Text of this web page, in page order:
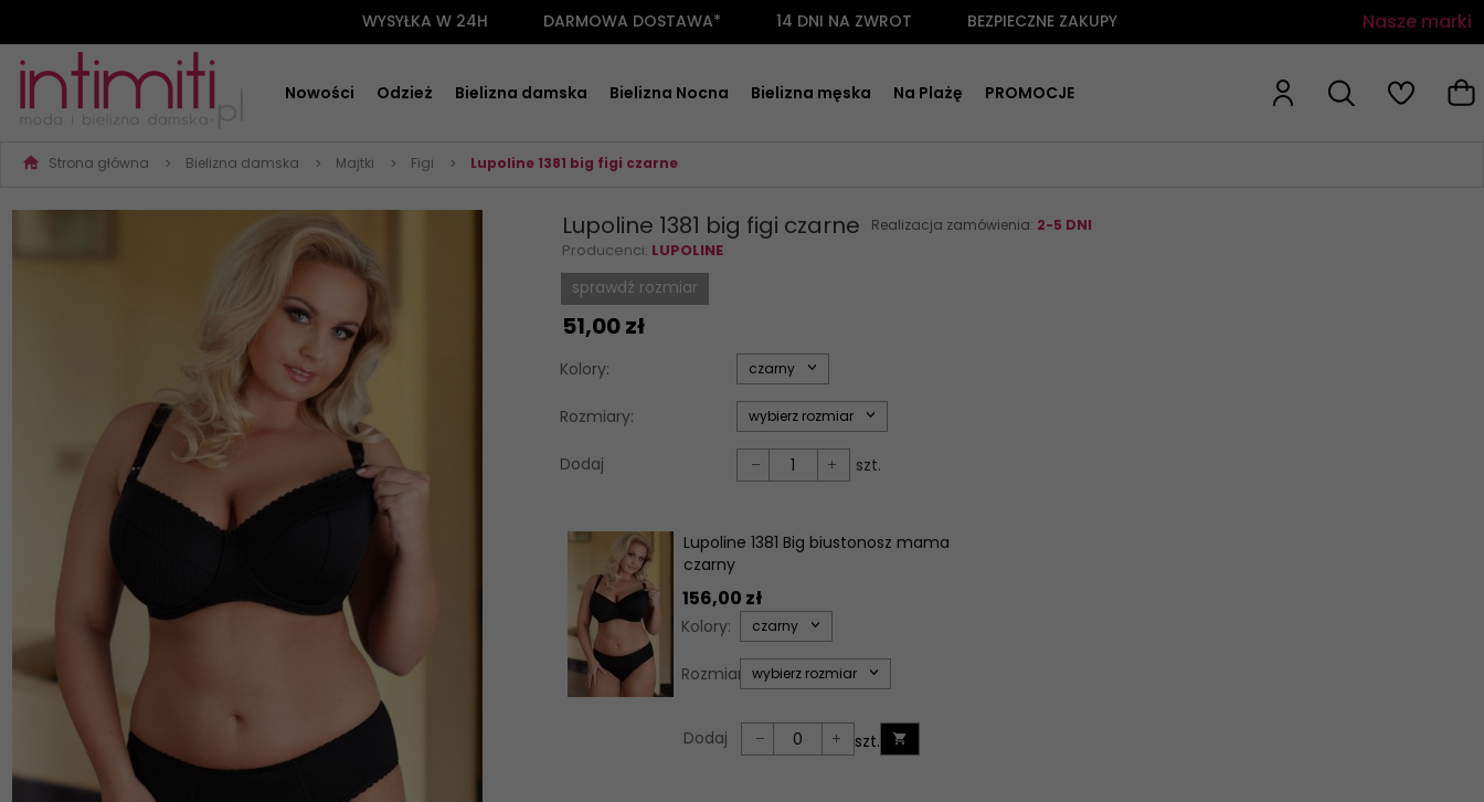
WYSYŁKA W 24H DARMOWA DOSTAWA* 14 DNI NA ZWROT BEZPIECZNE ZAKUPY Nasze marki
Nowości Odzież Bielizna damska Bielizna Nocna Bielizna męska Na Plażę PROMOCJE
Strona główna Bielizna damska Majtki Figi Lupoline 1381 big figi czarne
Lupoline 1381 big figi czarne
Producenci: LUPOLINE
Realizacja zamówienia: 2-5 DNI
sprawdź rozmiar
51,00zł
Kolory: options[34]
czarny
Rozmiary: options[35]
wybierz rozmiar
Dodaj szt.
Lupoline 1381 Big biustonosz mama
czarny
156,00 zł
Kolory: options[34]
czarny
Rozmiary:options[35]
wybierz rozmiar
Dodaj szt.